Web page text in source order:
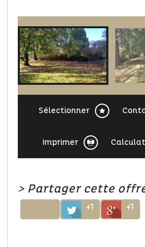
Sélectionner
Imprimer
> Partager cette
+1 +1